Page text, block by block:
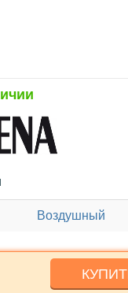
Воздушный